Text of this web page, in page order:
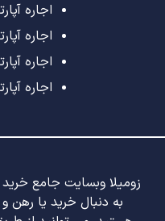
اجاره
اجاره
اجاره
اجاره
زومیلا وبسایت جامع
به دنبال خرید یا رهن و